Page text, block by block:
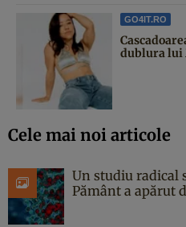
GO4IT.RO
dublura lui
Cele mai noi articole
Un studiu radical
Pământ a apărut